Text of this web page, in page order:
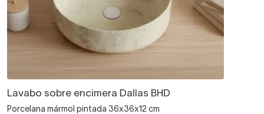
Lavabo sobre encimera Dallas BHD
Porcelana mármol pintada 36x36x12 cm